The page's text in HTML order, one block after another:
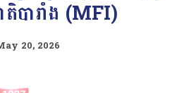
តិបារាំង (MFI)
20, 2026